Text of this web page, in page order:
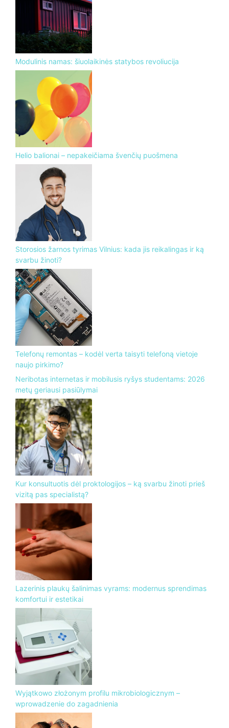
Modulinis namas: šiuolaikinės statybos revoliucija
Helio balionai – nepakeičiama švenčių puošmena
Storosios žarnos tyrimas Vilnius: kada jis reikalingas ir ką
svarbu žinoti?
Telefonų remontas – kodėl verta taisyti telefoną vietoje
naujo pirkimo?
Neribotas internetas ir mobilusis ryšys studentams: 2026
metų geriausi pasiūlymai
Kur konsultuotis dėl proktologijos – ką svarbu žinoti prieš
vizitą pas specialistą?
Lazerinis plaukų šalinimas vyrams: modernus sprendimas
komfortui ir estetikai
Wyjątkowo złożonym profilu mikrobiologicznym –
wprowadzenie do zagadnienia